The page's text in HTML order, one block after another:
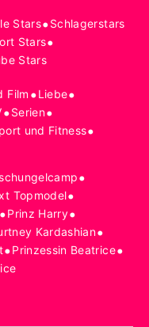
Stars•Schlagerstars
Stars•
Stars
Film •Liebe•
•Serien•
und Fitness•
•
Topmodel•
•Prinz Harry•
Kardashian•
•Prinzessin Beatrice•